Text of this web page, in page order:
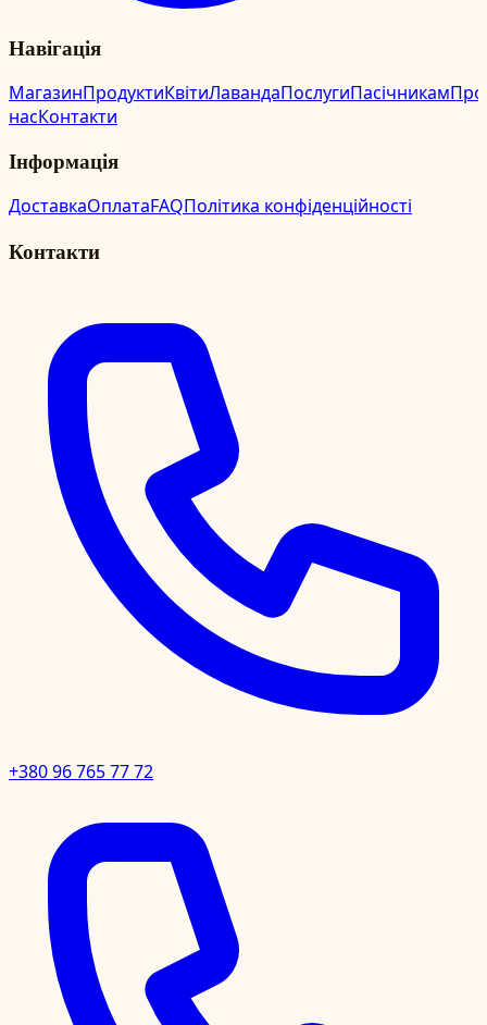
Навігація
МагазинПродуктиКвітиЛавандаПослугиПасічникамПро
насКонтакти
Інформація
ДоставкаОплатаFAQПолітика конфіденційності
Контакти
+380 96 765 77 72